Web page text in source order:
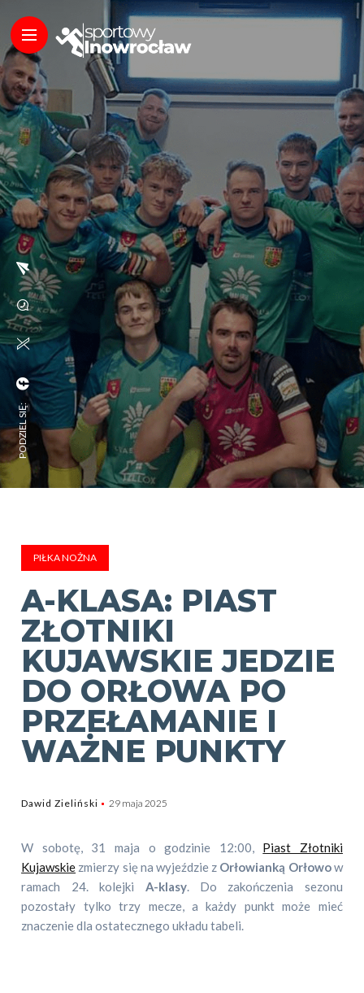
PODZIEL SIĘ:
PIŁKA NOŻNA
A-KLASA: PIAST
ZŁOTNIKI
KUJAWSKIE JEDZIE
DO ORŁOWA PO
PRZEŁAMANIE I
WAŻNE PUNKTY
Dawid Zieliński 29 maja 2025
W sobotę, 31 maja o godzinie 12:00, Piast Złotniki
Kujawskie zmierzy się na wyjeździe z Orłowianką Orłowow
ramach 24. kolejki A-klasy. Do zakończenia sezonu
pozostały tylko trzy mecze, a każdy punkt może mieć
znaczenie dla ostatecznego układu tabeli.